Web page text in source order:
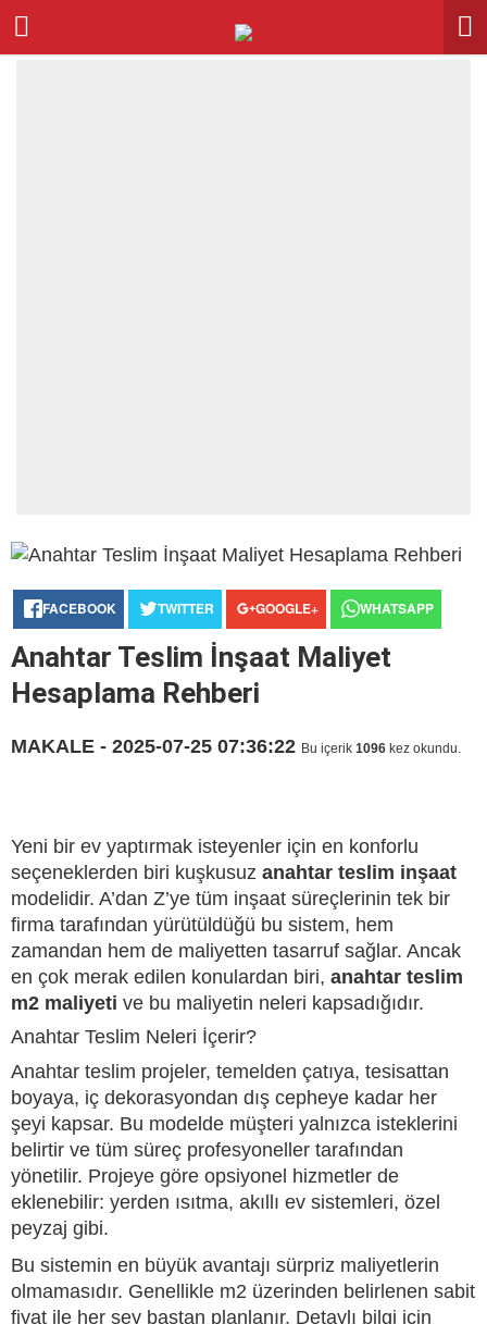
FACEBOOK TWITTER GOOGLE+ WHATSAPP
Anahtar Teslim İnşaat Maliyet
Hesaplama Rehberi
MAKALE - 2025-07-25 07:36:22 Bu içerik 1096 kez okundu.
Yeni bir ev yaptırmak isteyenler için en konforlu
seçeneklerden biri kuşkusuz anahtar teslim inşaat
modelidir. A’dan Z’ye tüm inşaat süreçlerinin tek bir
firma tarafından yürütüldüğü bu sistem, hem
zamandan hem de maliyetten tasarruf sağlar. Ancak
en çok merak edilen konulardan biri, anahtar teslim
m2 maliyeti ve bu maliyetin neleri kapsadığıdır.
Anahtar Teslim Neleri İçerir?
Anahtar teslim projeler, temelden çatıya, tesisattan
boyaya, iç dekorasyondan dış cepheye kadar her
şeyi kapsar. Bu modelde müşteri yalnızca isteklerini
belirtir ve tüm süreç profesyoneller tarafından
yönetilir. Projeye göre opsiyonel hizmetler de
eklenebilir: yerden ısıtma, akıllı ev sistemleri, özel
peyzaj gibi.
Bu sistemin en büyük avantajı sürpriz maliyetlerin
olmamasıdır. Genellikle m2 üzerinden belirlenen sabit
fiyat ile her şey baştan planlanır. Detaylı bilgi için